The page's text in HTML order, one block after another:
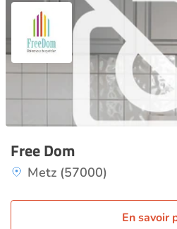
Free Dom
Metz (57000)
En savoir